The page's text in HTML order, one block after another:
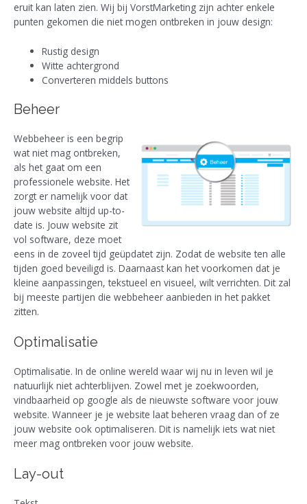
eruit kan laten zien. Wij bij VorstMarketing zijn achter enkele
punten gekomen die niet mogen ontbreken in jouw design:
Rustig design
Witte achtergrond
Converteren middels buttons
Beheer
Webbeheer is een begrip
wat niet mag ontbreken,
als het gaat om een
professionele website. Het
zorgt er namelijk voor dat
jouw website altijd up-to-
date is. Jouw website zit
vol software, deze moet
eens in de zoveel tijd geüpdatet zijn. Zodat de website ten alle
tijden goed beveiligd is. Daarnaast kan het voorkomen dat je
kleine aanpassingen, tekstueel en visueel, wilt verrichten. Dit zal
bij meeste partijen die webbeheer aanbieden in het pakket
zitten.
Optimalisatie
Optimalisatie. In de online wereld waar wij nu in leven wil je
natuurlijk niet achterblijven. Zowel met je zoekwoorden,
vindbaarheid op google als de nieuwste software voor jouw
website. Wanneer je je website laat beheren vraag dan of ze
jouw website ook optimaliseren. Dit is namelijk iets wat niet
meer mag ontbreken voor jouw website.
Lay-out